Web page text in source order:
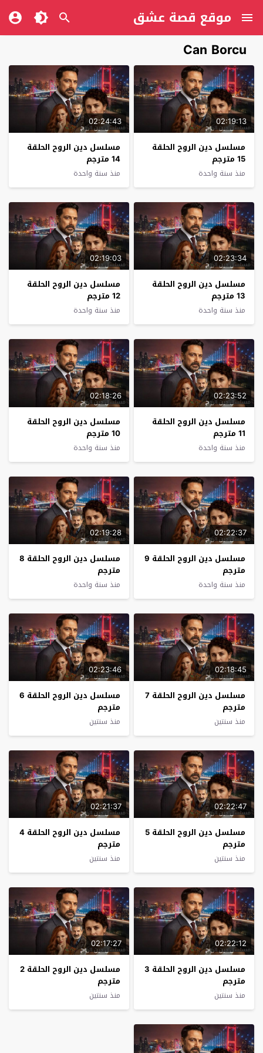
موقع قصة عشق
Can Borcu‎
02:19:13
مسلسل دين الروح الحلقة
15 مترجم
منذ سنة واحدة
02:24:43
مسلسل دين الروح الحلقة
14 مترجم
منذ سنة واحدة
02:23:34
مسلسل دين الروح الحلقة
13 مترجم
منذ سنة واحدة
02:19:03
مسلسل دين الروح الحلقة
12 مترجم
منذ سنة واحدة
02:23:52
مسلسل دين الروح الحلقة
11 مترجم
منذ سنة واحدة
02:18:26
مسلسل دين الروح الحلقة
10 مترجم
منذ سنة واحدة
02:22:37
مسلسل دين الروح الحلقة 9
مترجم
منذ سنة واحدة
02:19:28
مسلسل دين الروح الحلقة 8
مترجم
منذ سنة واحدة
02:18:45
مسلسل دين الروح الحلقة 7
مترجم
منذ سنتين
02:23:46
مسلسل دين الروح الحلقة 6
مترجم
منذ سنتين
02:22:47
مسلسل دين الروح الحلقة 5
مترجم
منذ سنتين
02:21:37
مسلسل دين الروح الحلقة 4
مترجم
منذ سنتين
02:22:12
مسلسل دين الروح الحلقة 3
مترجم
منذ سنتين
02:17:27
مسلسل دين الروح الحلقة 2
مترجم
منذ سنتين